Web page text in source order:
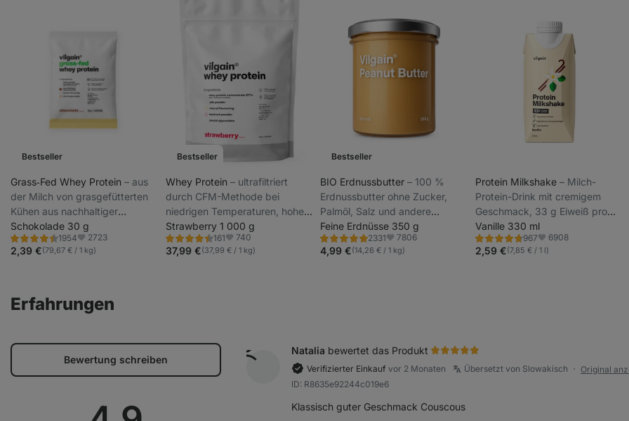
Bestseller
Grass‑Fed Whey Protein ⁠–⁠ aus
der Milch von grasgefütterten
Kühen aus nachhaltiger
Haltung, mit Stevia gesüßt,
ultrafiltriert bei niedrigen
Temperaturen
Schokolade 30 g
1954
Bewertung
4.4/5,
1954
Favoriten
2723
2,39 €(79,67 € / 1 kg)
Bestseller
Whey Protein ⁠–⁠ ultrafiltriert
durch CFM-Methode bei
niedrigen Temperaturen, hoher
Protein- und BCAA-Gehalt,
gesüßt mit Steviolglykosiden
Strawberry 1 000 g
161
Bewertung
4.5/5,
161
Favoriten
740
37,99 €(37,99 € / 1 kg)
Bestseller
BIO Erdnussbutter⁠–⁠ 100 %
Erdnussbutter ohne Zucker,
Palmöl, Salz und andere
Zusatzstoffe
Feine Erdnüsse 350 g
2331
Bewertung
4.8/5,
2331
Favoriten
7806
4,99 €(14,26 € / 1 kg)
Protein Milkshake ⁠–⁠ Milch-
Protein-Drink mit cremigem
Geschmack, 33 g Eiweiß pro
Portion, mit niedrigem
Laktosegehalt
Vanille 330 ml
967
Bewertung
4.7/5,
967
Favoriten
6908
2,59 €(7,85 € / 1 l)
Erfahrungen
Bewertung schreiben
Natalia bewertet das Produkt
Verifizierter Einkauf vor 2 Monaten Übersetzt von Slowakisch ●
Original
ID: R8635e92244c019e6
Klassisch guter Geschmack Couscous